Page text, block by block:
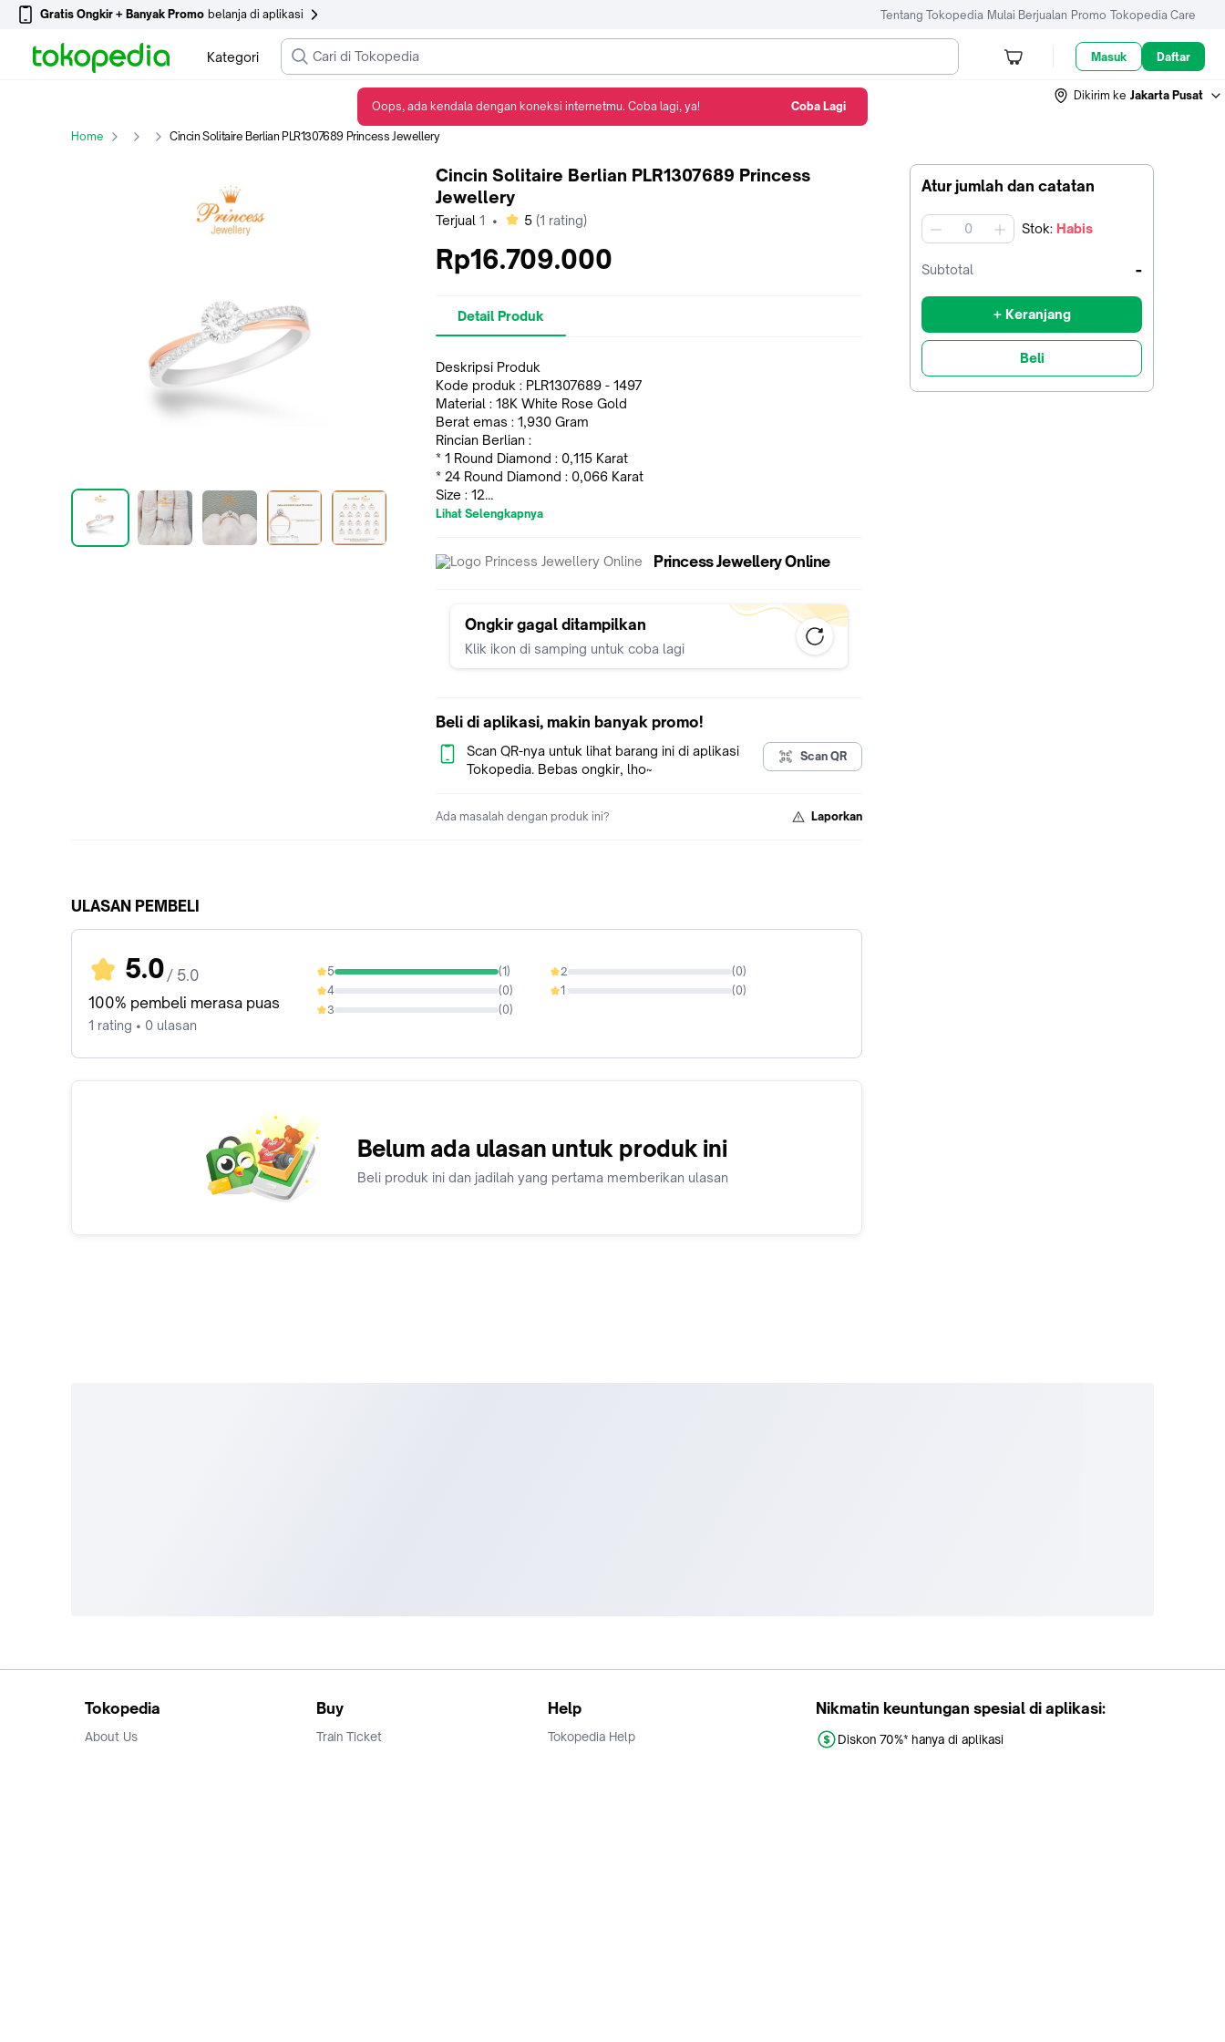
Gratis Ongkir + Banyak Promo belanja di aplikasi Tentang Tokopedia Mulai Berjualan Promo Tokopedia Care
Kategori Masuk Daftar
Dikirim ke Jakarta Pusat
Home Cincin Solitaire Berlian PLR1307689 Princess Jewellery
Atur jumlah dan catatan
jumlah Stok: Habis
Subtotal -
+ Keranjang
Beli
Cincin Solitaire Berlian PLR1307689 Princess
Jewellery
Terjual 1 • bintang
5 (1 rating)
Rp16.709.000
Detail Produk
Deskripsi Produk
Kode produk : PLR1307689 - 1497
Material : 18K White Rose Gold
Berat emas : 1,930 Gram
Rincian Berlian :
* 1 Round Diamond : 0,115 Karat
* 24 Round Diamond : 0,066 Karat
Size : 12
Color / Clarity : F VVS
***Keunggulan Produk Princess Jewellery , adalah :
* Penggunaan berlian dengan Grade Color F dan Clarity VVS
(Pemakainan kualitas tertinggi untuk dunia perhiasan)
* Design perhiasan dari Hongkong
* Semua produk menggunakan kadar emas 18K
* Jaminan untuk jual kembali dan tukar tambah ( kecuali custom order
dan wedding ring)
* Jaminan perawatan seumur hidup ,untuk resize (untuk cincin),
chrome,grafir dan cuci
Lihat Selengkapnya
Princess Jewellery Online
Ongkir gagal ditampilkan
Klik ikon di samping untuk coba lagi
Beli di aplikasi, makin banyak promo!
Scan QR-nya untuk lihat barang ini di aplikasi
Tokopedia. Bebas ongkir, lho~
Scan QR
Ada masalah dengan produk ini? Laporkan
ULASAN PEMBELI
5.0 / 5.0
100% pembeli merasa puas
1 rating • 0 ulasan
5 (1)
100%
4 (0)
0%
3 (0)
0%
2 (0)
0%
1 (0)
0%
Belum ada ulasan untuk produk ini
Beli produk ini dan jadilah yang pertama memberikan ulasan
Tokopedia
About Us
Buy
Train Ticket
Help
Tokopedia Help
Nikmatin keuntungan spesial di aplikasi:
Diskon 70%* hanya di aplikasi
Oops, ada kendala dengan koneksi internetmu. Coba lagi, ya! Coba Lagi